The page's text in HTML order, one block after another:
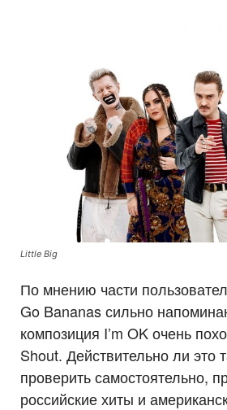
Little Big
По мнению части
Go Bananas сильно
композиция I’m OK очень
Shout. Действительно ли это
проверить самостоятельно,
российские хиты и